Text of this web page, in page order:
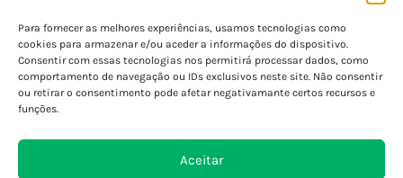
Para fornecer as melhores experiências, usamos tecnologias como
cookies para armazenar e/ou aceder a informações do dispositivo.
Consentir com essas tecnologias nos permitirá processar dados, como
comportamento de navegação ou IDs exclusivos neste site. Não consentir
ou retirar o consentimento pode afetar negativamante certos recursos e
funções.
Aceitar
Termos e Condições
Perguntas Frequentes
Custos de Envio
Encomendas Internacionais
Devoluções e Trocas